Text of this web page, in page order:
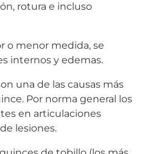
rotura e incluso
o menor medida, se
internos y edemas.
una de las causas más
Por norma general los
en articulaciones
lesiones.